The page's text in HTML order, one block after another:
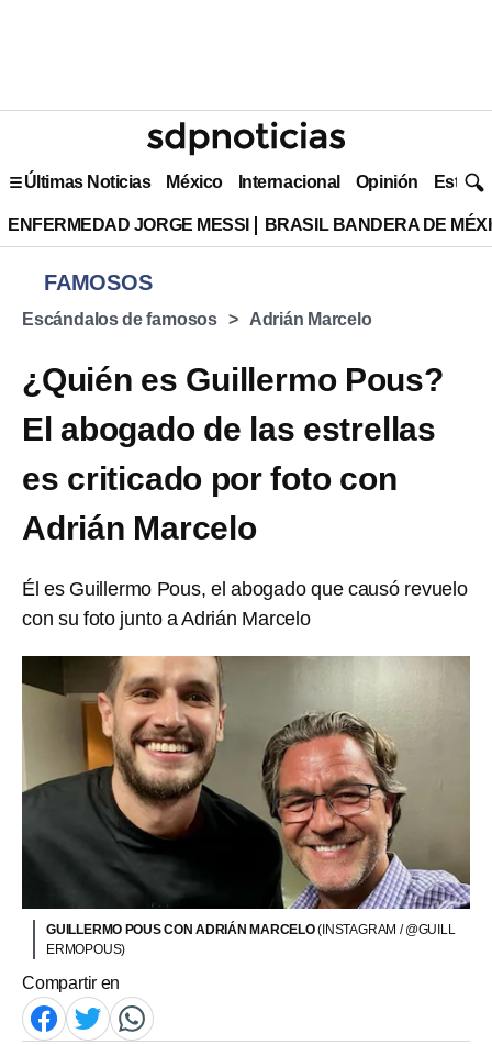
Últimas Noticias México Internacional Opinión Estilo
ENFERMEDAD JORGE MESSI BRASIL BANDERA DE
FAMOSOS
Escándalos de famosos Adrián Marcelo
¿Quién es Guillermo Pous?
El abogado de las estrellas
es criticado por foto con
Adrián Marcelo
Él es Guillermo Pous, el abogado que causó revuelo
con su foto junto a Adrián Marcelo
GUILLERMO POUS CON ADRIÁN MARCELO(INSTAGRAM / @GUILL
ERMOPOUS)
Compartir en